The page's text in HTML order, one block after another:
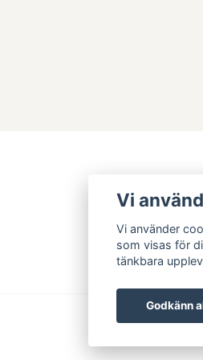
Vi
Vi använder
som visas för
tänkbara
Godkänn